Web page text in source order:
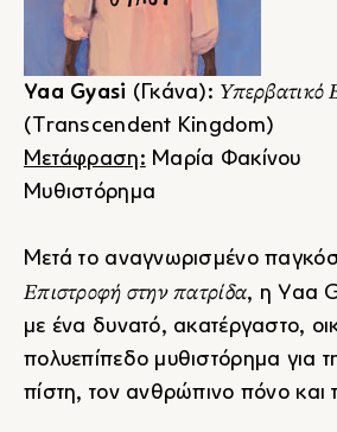
Yaa Gyasi (Γκάνα): Υπερβατικό
(Transcendent Kingdom)
Μετάφραση: Μαρία Φακίνου
Μυθιστόρημα
Μετά το αναγνωρισμένο
Επιστροφή στην πατρίδα, η Yaa
με ένα δυνατό, ακατέργαστο,
πολυεπίπεδο μυθιστόρημα για
πίστη, τον ανθρώπινο πόνο και